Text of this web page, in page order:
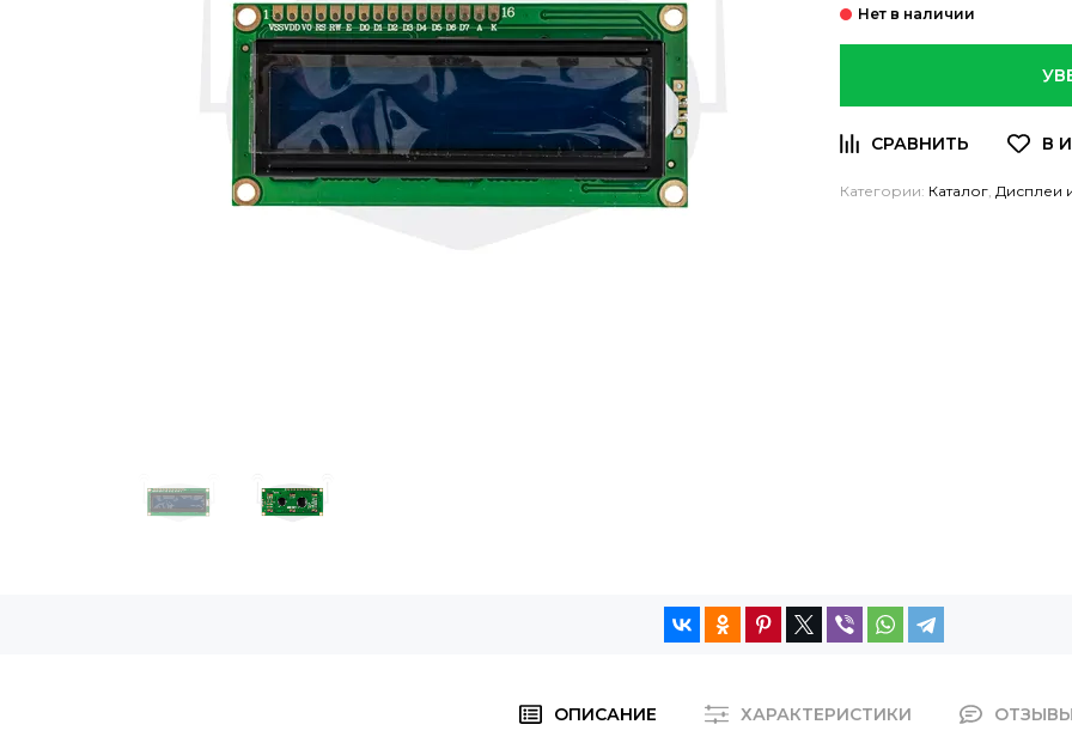
Категории: Каталог Дисплеи
ОПИСАНИЕ ХАРАКТЕРИСТИКИ